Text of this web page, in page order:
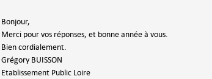
Bonjour,
Merci pour vos réponses, et bonne année à vous.
Bien cordialement.
Grégory BUISSON
Etablissement Public Loire